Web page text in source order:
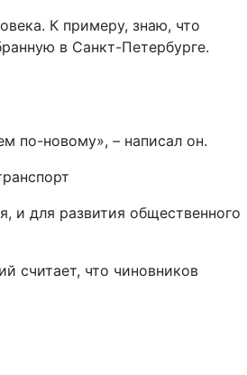
К примеру, знаю, что
в Санкт-Петербурге.
по-новому», – написал он.
и для развития общественного
считает, что чиновников